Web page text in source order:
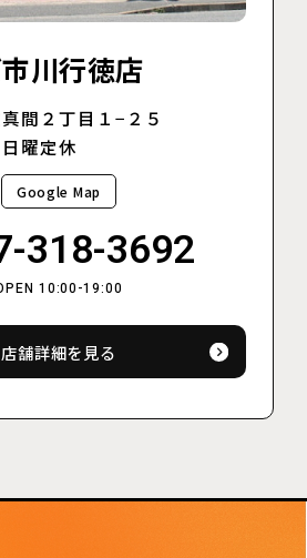
川行徳店
間２丁目１−２５
曜定休
Google Map
318-3692
10:00-19:00
店舗詳細を見る